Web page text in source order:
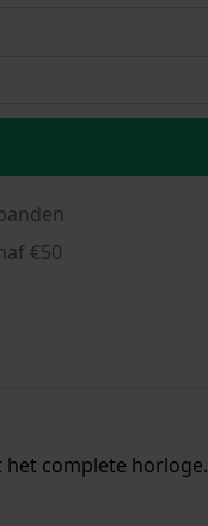
€50
het complete horloge.